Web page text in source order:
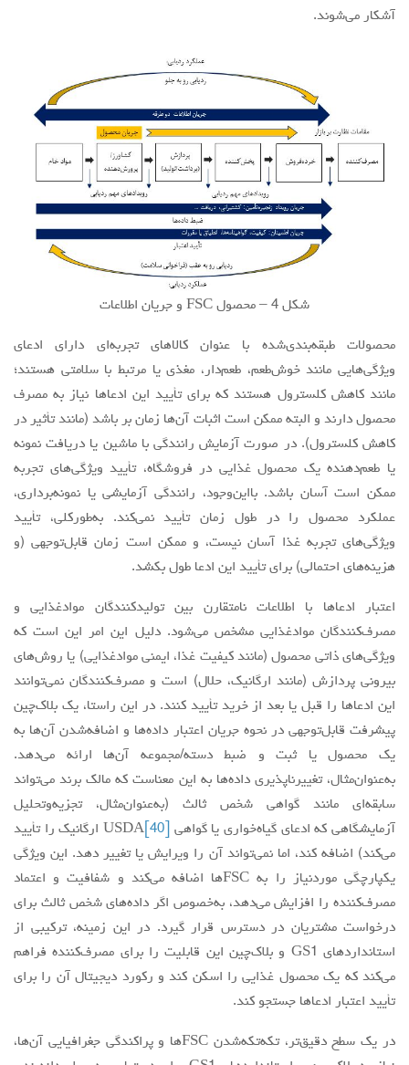
آشکار می‌شوند.
شکل 4 – محصول FSC و جریان اطلاعات
محصولات طبقه‌بندی‌شده با عنوان کالاهای تجربه‌ای دارای ادعای
ویژگی‌هایی مانند خوش‌طعم، طعم‌دار، مغذی یا مرتبط با سلامتی هستند؛
مانند کاهش کلسترول هستند که برای تأیید این ادعاها نیاز به مصرف
محصول دارند و البته ممکن است اثبات آن‌ها زمان بر باشد (مانند تأثیر در
کاهش کلسترول). در صورت آزمایش رانندگی با ماشین یا دریافت نمونه
یا طعم‌دهنده یک محصول غذایی در فروشگاه، تأیید ویژگی‌های تجربه
ممکن است آسان باشد. بااین‌وجود، رانندگی آزمایشی یا نمونه‌برداری،
عملکرد محصول را در طول زمان تأیید نمی‌کند. به‌طورکلی، تأیید
ویژگی‌های تجربه غذا آسان نیست، و ممکن است زمان قابل‌توجهی (و
هزینه‌های احتمالی) برای تأیید این ادعا طول بکشد.
اعتبار ادعاها با اطلاعات نامتقارن بین ‌تولیدکنندگان موادغذایی و
‌مصرف‌کنندگان موادغذایی مشخص می‌شود. دلیل این امر این است که
ویژگی‌های ذاتی محصول (مانند کیفیت غذا، ایمنی موادغذایی) یا روش‌های
بیرونی پردازش (مانند ارگانیک، حلال) است و مصرف‌کنندگان نمی‌توانند
این ادعاها را قبل یا بعد از خرید تأیید کنند. در این راستا، یک بلاک‌چین
پیشرفت قابل‌توجهی در نحوه جریان اعتبار داده‌ها و اضافه‌شدن آن‌ها به
یک محصول یا ثبت و ضبط دسته/مجموعه آن‌ها ارائه می‌دهد.
به‌عنوان‌مثال، تغییرناپذیری داده‌ها به این معناست که مالک برند می‌تواند
سابقه‌ای مانند گواهی شخص ثالث (به‌عنوان‌مثال، تجزیه‌وتحلیل
آزمایشگاهی که ادعای گیاه‌خواری یا گواهی USDA
[40]
ارگانیک را تأیید
می‌کند) اضافه کند، اما نمی‌تواند آن را ویرایش یا تغییر دهد. این ویژگی
یکپارچگی موردنیاز را به FSCها اضافه می‌کند و شفافیت و اعتماد
‌مصرف‌کننده را افزایش می‌دهد، به‌خصوص اگر داده‌های شخص ثالث برای
درخواست مشتریان در دسترس قرار گیرد. در این زمینه، ترکیبی از
استانداردهای GS1 و بلاک‌چین این قابلیت را برای ‌مصرف‌کننده فراهم
می‌کند که یک محصول غذایی را اسکن کند و رکورد دیجیتال آن را برای
تأیید اعتبار ادعاها جستجو کند.
در یک سطح دقیق‌تر، تکه‌تکه‌شدن FSCها و پراکندگی جغرافیایی آن‌ها،